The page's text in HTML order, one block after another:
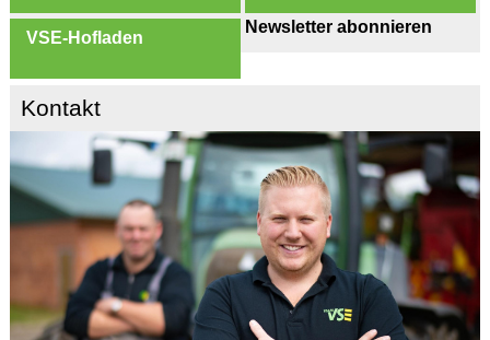
VSE-Hofladen
Newsletter abonnieren
Kontakt